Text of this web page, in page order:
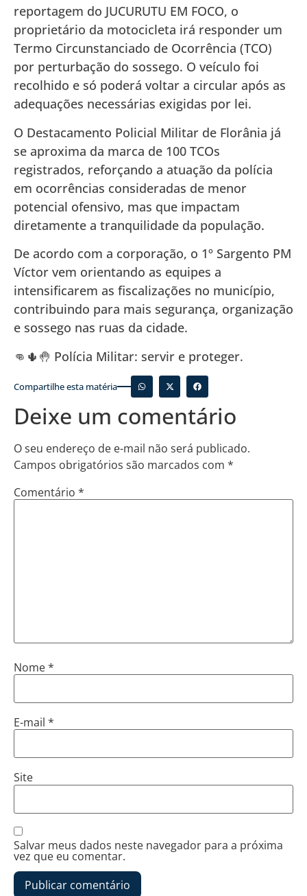
reportagem do JUCURUTU EM FOCO, o
proprietário da motocicleta irá responder um
Termo Circunstanciado de Ocorrência (TCO)
por perturbação do sossego. O veículo foi
recolhido e só poderá voltar a circular após as
adequações necessárias exigidas por lei.
O Destacamento Policial Militar de Florânia já
se aproxima da marca de 100 TCOs
registrados, reforçando a atuação da polícia
em ocorrências consideradas de menor
potencial ofensivo, mas que impactam
diretamente a tranquilidade da população.
De acordo com a corporação, o 1º Sargento PM
Víctor vem orientando as equipes a
intensificarem as fiscalizações no município,
contribuindo para mais segurança, organização
e sossego nas ruas da cidade.
👊🌵🤚 Polícia Militar: servir e proteger.
Compartilhe esta matéria
Deixe um comentário
O seu endereço de e-mail não será publicado.
Campos obrigatórios são marcados com *
Comentário *
Nome*
E-mail *
Site
Salvar meus dados neste navegador para a próxima
vez que eu comentar.